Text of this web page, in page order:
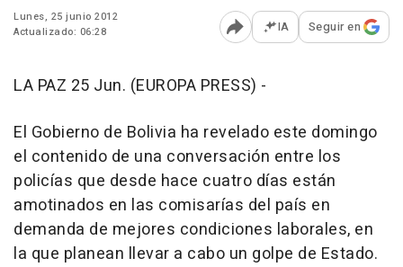
Lunes, 25 junio 2012
Actualizado: 06:28
Abrir opciones para
IA Seguir en
LA PAZ 25 Jun. (EUROPA PRESS) -
El Gobierno de Bolivia ha revelado este domingo
el contenido de una conversación entre los
policías que desde hace cuatro días están
amotinados en las comisarías del país en
demanda de mejores condiciones laborales, en
la que planean llevar a cabo un golpe de Estado.